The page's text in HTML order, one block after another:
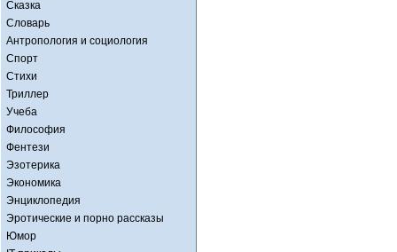
Сказка
Словарь
Антропология и социология
Спорт
Стихи
Триллер
Учеба
Философия
Фентези
Эзотерика
Экономика
Энциклопедия
Эротические и порно рассказы
Юмор